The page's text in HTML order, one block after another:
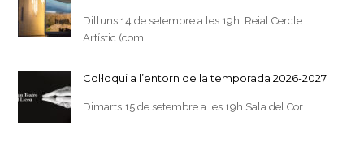
Dilluns 14 de setembre a les 19h Reial Cercle
Artístic (com…
Col·loqui a l’entorn de la temporada 2026-2027
Dimarts 15 de setembre a les 19h Sala del Cor…